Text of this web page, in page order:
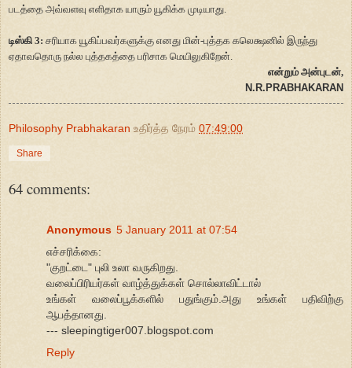
படத்தை அவ்வளவு எளிதாக யாரும் யூகிக்க முடியாது.
டிஸ்கி 3: சரியாக யூகிப்பவர்களுக்கு எனது மின்-புத்தக கலெக்ஷனில் இருந்து
ஏதாவதொரு நல்ல புத்தகத்தை பரிசாக மெயிலுகிறேன்.
என்றும் அன்புடன்,
N.R.PRABHAKARAN
Philosophy Prabhakaran உதிர்த்த நேரம் 07:49:00
Share
64 comments:
Anonymous 5 January 2011 at 07:54
எச்சரிக்கை:
"குறட்டை" புலி உலா வருகிறது.
வலைப்பிரியர்கள் வாழ்த்துக்கள் சொல்லாவிட்டால்
உங்கள் வலைப்பூக்களில் பதுங்கும்.அது உங்கள் பதிவிற்கு
ஆபத்தானது.
--- sleepingtiger007.blogspot.com
Reply